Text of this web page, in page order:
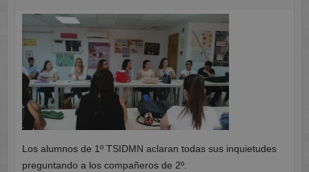
Los alumnos de 1º TSIDMN aclaran todas sus inquietudes
preguntando a los compañeros de 2º.